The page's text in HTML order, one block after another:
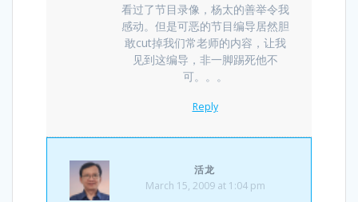
看过了节目录像，杨太的善举令我
感动。但是可恶的节目编导居然胆
敢cut掉我们常老师的内容，让我
见到这编导，非一脚踢死他不
可。。。
Reply
活龙
March 15, 2009 at 1:04 pm